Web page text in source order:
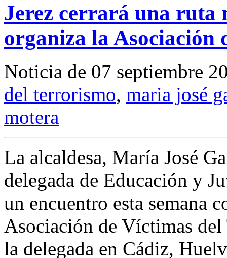
Jerez cerrará una ruta
organiza la Asociación
Noticia de 07 septiembre
del terrorismo, maria josé
motera
La alcaldesa, María José
delegada de Educación y
un encuentro esta semana
Asociación de Víctimas
la delegada en Cádiz,